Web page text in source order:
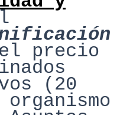
precio
(20